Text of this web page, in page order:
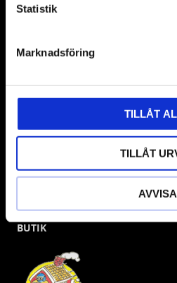
Statistik
Marknadsföring
TILLÅT
TILLÅT
AVVISA
Våra främsta leverantörer är KS
gärna om vad som helst då vi
BUTIK